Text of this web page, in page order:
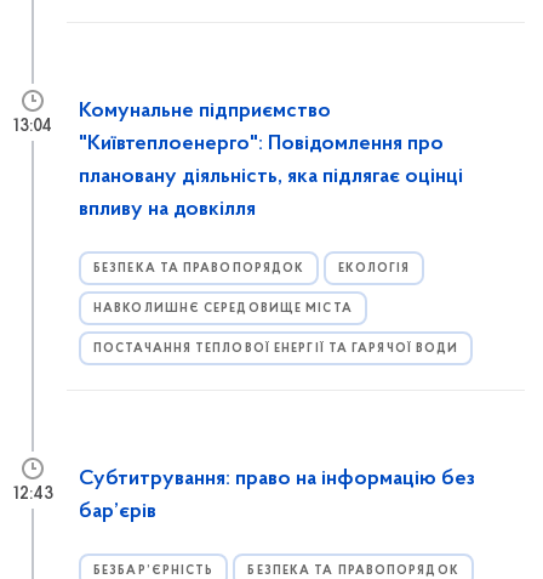
Комунальне підприємство
"Київтеплоенерго": Повідомлення про
плановану діяльність, яка підлягає оцінці
впливу на довкілля
БЕЗПЕКА ТА ПРАВОПОРЯДОК ЕКОЛОГІЯ
НАВКОЛИШНЄ СЕРЕДОВИЩЕ МІСТА
ПОСТАЧАННЯ ТЕПЛОВОЇ ЕНЕРГІЇ ТА ГАРЯЧОЇ ВОДИ
13:04
Субтитрування: право на інформацію без
бар’єрів
БЕЗБАР’ЄРНІСТЬ БЕЗПЕКА ТА ПРАВОПОРЯДОК
12:43